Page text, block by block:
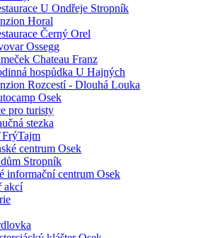
U Ondřeje Stropník
Horal
Černý Orel
Ossegg
Chateau Franz
hospůdka U Hajných
Rozcestí - Dlouhá Louka
Osek
pro turisty
stezka
FrýTajm
centrum Osek
Stropník
informační centrum Osek
akcí